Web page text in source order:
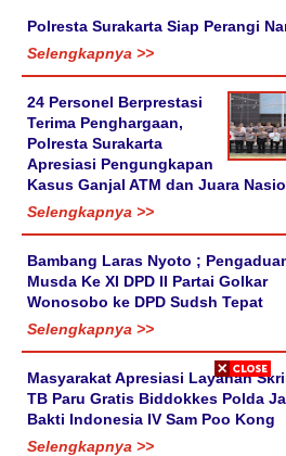
Polresta Surakarta Siap Perangi
Selengkapnya >>
24 Personel Berprestasi
Terima Penghargaan,
Polresta Surakarta
Apresiasi Pengungkapan
Kasus Ganjal ATM dan Juara
Selengkapnya >>
Bambang Laras Nyoto ;
Musda Ke XI DPD II Partai Golkar
Wonosobo ke DPD Sudsh Tepat
Selengkapnya >>
Masyarakat Apresiasi Layanan
TB Paru Gratis Biddokkes Polda
Bakti Indonesia IV Sam Poo Kong
Selengkapnya >>